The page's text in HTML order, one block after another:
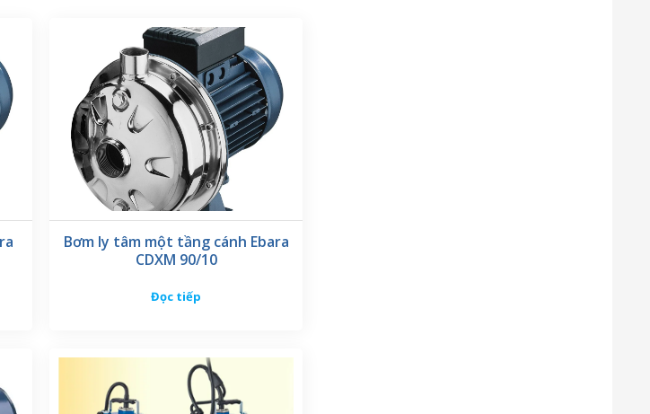
Bơm ly tâm một tầng cánh Ebara
CDXM 90/10
Đọc tiếp